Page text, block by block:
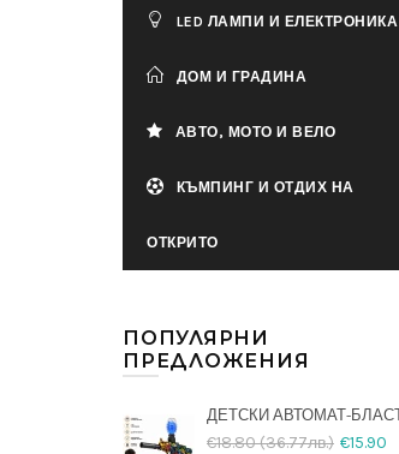
LED ЛАМПИ И ЕЛЕКТРОНИКА
ДОМ И ГРАДИНА
АВТО, МОТО И ВЕЛО
КЪМПИНГ И ОТДИХ НА
ОТКРИТО
ПОПУЛЯРНИ
ПРЕДЛОЖЕНИЯ
€18.80 (36.77лв.) €15.90